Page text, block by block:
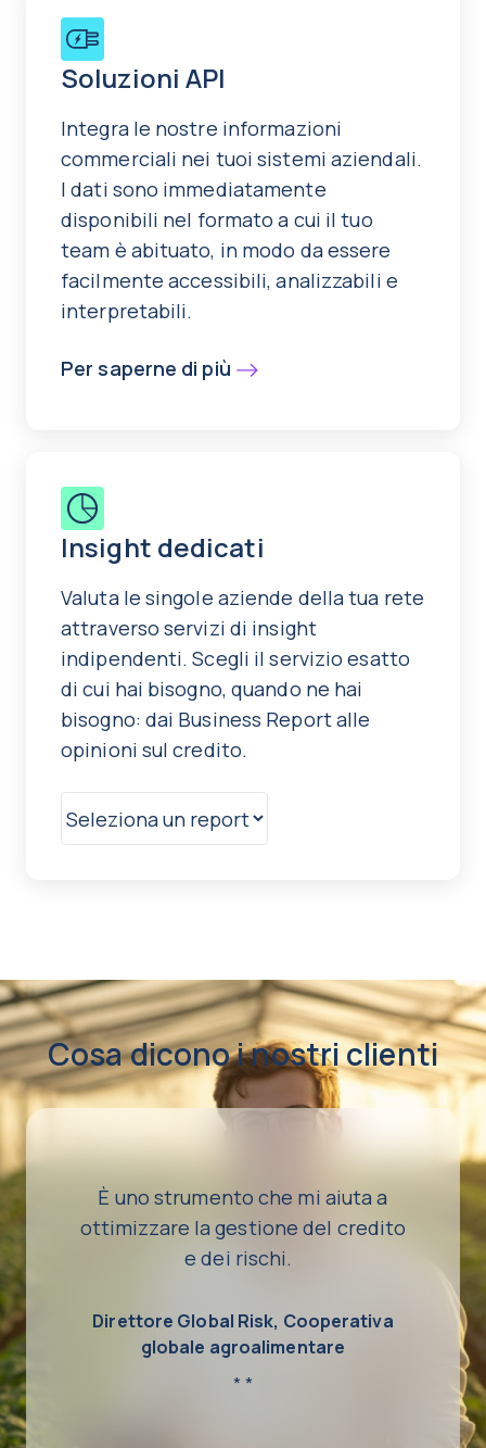
Soluzioni API
Integra le nostre informazioni
commerciali nei tuoi sistemi aziendali.
I dati sono immediatamente
disponibili nel formato a cui il tuo
team è abituato, in modo da essere
facilmente accessibili, analizzabili e
interpretabili.
Per saperne di più
Insight dedicati
Valuta le singole aziende della tua rete
attraverso servizi di insight
indipendenti. Scegli il servizio esatto
di cui hai bisogno, quando ne hai
bisogno: dai Business Report alle
opinioni sul credito.
Cosa dicono i nostri clienti
È uno strumento che mi aiuta a
ottimizzare la gestione del credito
e dei rischi.
Direttore Global Risk, Cooperativa
globale agroalimentare
* *